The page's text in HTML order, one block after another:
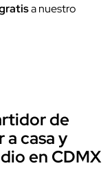
a nuestro
de
casa y
en CDMX